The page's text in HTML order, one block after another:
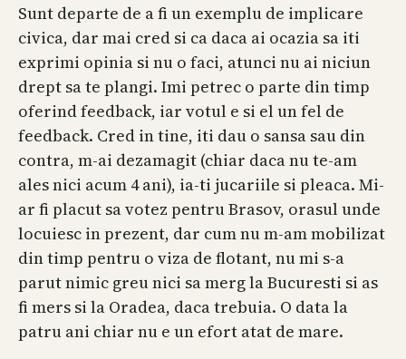
Sunt departe de a fi un exemplu de implicare
civica, dar mai cred si ca daca ai ocazia sa iti
exprimi opinia si nu o faci, atunci nu ai niciun
drept sa te plangi. Imi petrec o parte din timp
oferind feedback, iar votul e si el un fel de
feedback. Cred in tine, iti dau o sansa sau din
contra, m-ai dezamagit (chiar daca nu te-am
ales nici acum 4 ani), ia-ti jucariile si pleaca. Mi-
ar fi placut sa votez pentru Brasov, orasul unde
locuiesc in prezent, dar cum nu m-am mobilizat
din timp pentru o viza de flotant, nu mi s-a
parut nimic greu nici sa merg la Bucuresti si as
fi mers si la Oradea, daca trebuia. O data la
patru ani chiar nu e un efort atat de mare.